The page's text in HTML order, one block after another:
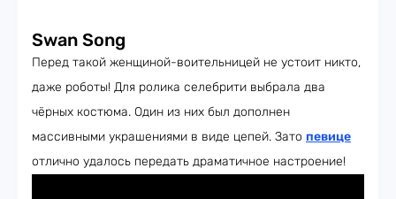
Swan Song
Перед такой женщиной-воительницей не устоит никто,
даже роботы! Для ролика селебрити выбрала два
чёрных костюма. Один из них был дополнен
массивными украшениями в виде цепей. Зато певице
отлично удалось передать драматичное настроение!